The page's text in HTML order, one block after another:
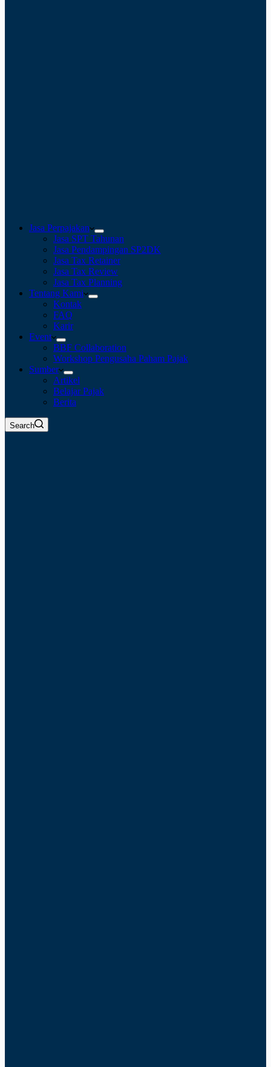
Jasa Perpajakan
Jasa SPT Tahunan
Jasa Pendampingan SP2DK
Jasa Tax Retainer
Jasa Tax Review
Jasa Tax Planning
Tentang Kami
Kontak
FAQ
Karir
Event
BBF Collaboration
Workshop Pengusaha Paham Pajak
Sumber
Artikel
Belajar Pajak
Berita
Search